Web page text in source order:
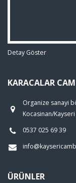
Detay Göster
KARACALAR
Organize sanayi
Kocasinan/Kayseri
0537 025 69 39
ÜRÜNLER